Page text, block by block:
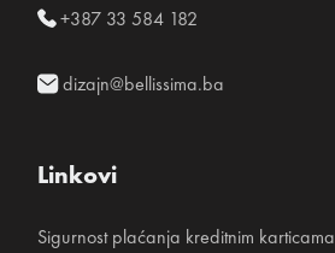
+387 33 584 182
dizajn@bellissima.ba
Linkovi
Sigurnost plaćanja kreditnim karticama